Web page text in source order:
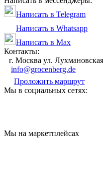
Написать в Telegram
Написать в Whatsapp
Написать в Max
Контакты:
г. Москва ул.
info@grocenberg.de
Проложить маршрут
Мы в социальных сетях:
Мы на маркетплейсах